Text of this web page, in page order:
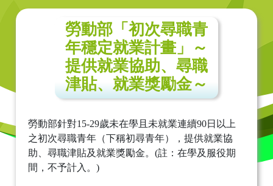
勞動部「初次尋職青
年穩定就業計畫」～
提供就業協助、尋職
津貼、就業獎勵金～
勞動部針對15-29歲未在學且未就業連續90日以上
之初次尋職青年（下稱初尋青年），提供就業協
助、尋職津貼及就業獎勵金。(註：在學及服役期
間，不予計入。)